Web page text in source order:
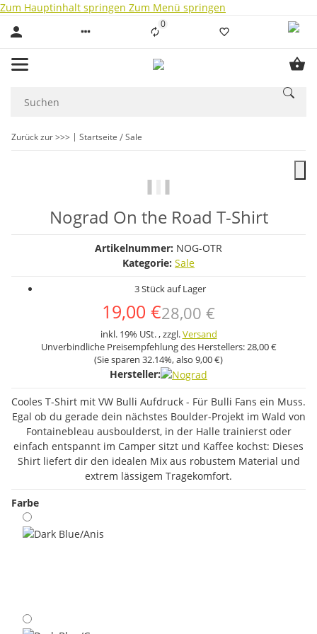
Zum Hauptinhalt springen Zum Menü springen
0Liste ist leer
Zurück zur >>> Startseite Sale
Nograd On the Road T-Shirt
Artikelnummer: NOG-OTR
Kategorie: Sale
3 Stück auf Lager
19,00 €28,00 €
inkl. 19% USt. , zzgl.Versand
Unverbindliche Preisempfehlung des Herstellers:28,00 €
(Sie sparen 32.14%, also 9,00 €)
Hersteller:
Cooles T-Shirt mit VW Bulli Aufdruck - Für Bulli Fans ein Muss.
Egal ob du gerade dein nächstes Boulder-Projekt im Wald von
Fontainebleau ausboulderst, in der Halle trainierst oder
einfach entspannt im Camper sitzt und Kaffee kochst: Dieses
Shirt liefert dir den idealen Mix aus robustem Material und
extrem lässigem Tragekomfort.
Farbe
Dark Blue/Anis